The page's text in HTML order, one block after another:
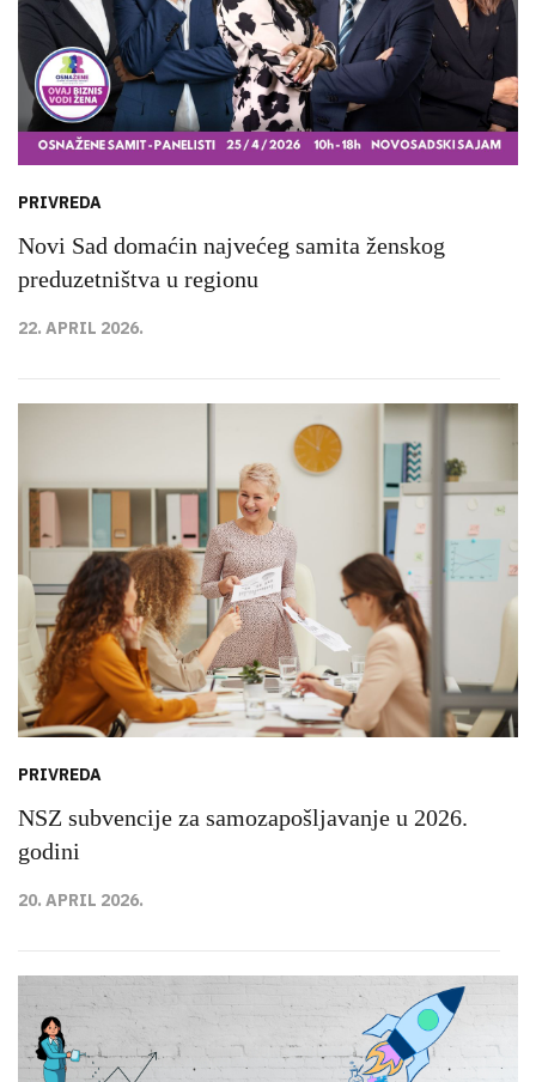
PRIVREDA
Novi Sad domaćin najvećeg samita ženskog
preduzetništva u regionu
22. APRIL 2026.
PRIVREDA
NSZ subvencije za samozapošljavanje u 2026.
godini
20. APRIL 2026.